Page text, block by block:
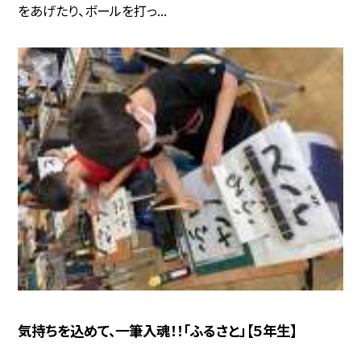
をあげたり、ボールを打っ...
気持ちを込めて、一筆入魂！！「ふるさと」【５年生】